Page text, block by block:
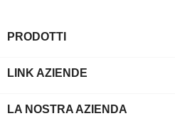
PRODOTTI
LINK AZIENDE
LA NOSTRA AZIENDA